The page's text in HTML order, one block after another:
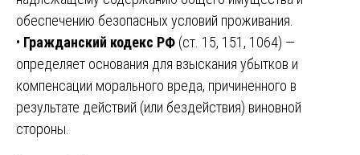
обеспечению безопасных условий проживания.
• Гражданский кодекс РФ (ст. 15, 151, 1064) —
определяет основания для взыскания убытков и
компенсации морального вреда, причиненного в
результате действий (или бездействия) виновной
стороны.